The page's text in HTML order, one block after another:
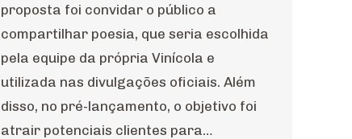
proposta foi convidar o público a
compartilhar poesia, que seria escolhida
pela equipe da própria Vinícola e
utilizada nas divulgações oficiais. Além
disso, no pré-lançamento, o objetivo foi
atrair potenciais clientes para…